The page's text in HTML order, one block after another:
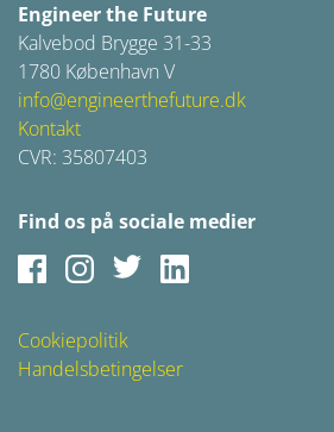
Engineer the Future
Kalvebod Brygge 31-33
1780 København V
info@engineerthefuture.dk
Kontakt
CVR: 35807403
Find os på sociale medier
FacebookInstagram
Twitter
Cookiepolitik
Handelsbetingelser